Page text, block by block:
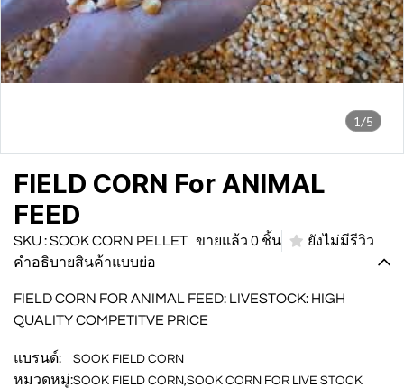
1/5
FIELD CORN For ANIMAL
FEED
SKU : SOOK CORN PELLET ขายแล้ว 0 ชิ้น
ยังไม่มีรีวิว
คำอธิบายสินค้าแบบย่อ
FIELD CORN FOR ANIMAL FEED: LIVESTOCK: HIGH
QUALITY COMPETITVE PRICE
แบรนด์: SOOK FIELD CORN
หมวดหมู่:SOOK FIELD CORN,SOOK CORN FOR LIVE STOCK